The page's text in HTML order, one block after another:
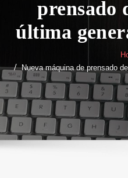
prensado
última
Nueva máquina de prensado